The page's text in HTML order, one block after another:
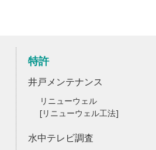
特許
井戸メンテナンス
リニューウェル
[リニューウェル工法]
水中テレビ調査